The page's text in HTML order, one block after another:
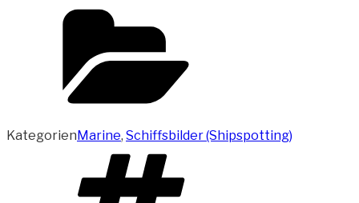
KategorienMarine, Schiffsbilder (Shipspotting)